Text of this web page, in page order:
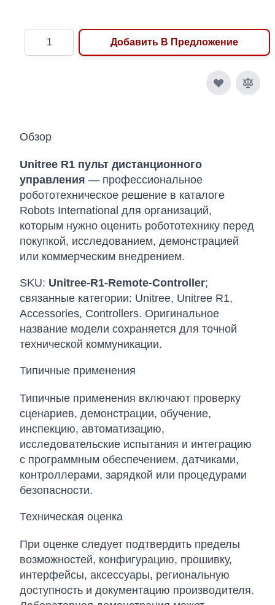
Добавить В Предложение
Обзор
Unitree R1 пульт дистанционного
управления — профессиональное
робототехническое решение в каталоге
Robots International для организаций,
которым нужно оценить робототехнику перед
покупкой, исследованием, демонстрацией
или коммерческим внедрением.
SKU: Unitree-R1-Remote-Controller;
связанные категории: Unitree, Unitree R1,
Accessories, Controllers. Оригинальное
название модели сохраняется для точной
технической коммуникации.
Типичные применения
Типичные применения включают проверку
сценариев, демонстрации, обучение,
инспекцию, автоматизацию,
исследовательские испытания и интеграцию
с программным обеспечением, датчиками,
контроллерами, зарядкой или процедурами
безопасности.
Техническая оценка
При оценке следует подтвердить пределы
возможностей, конфигурацию, прошивку,
интерфейсы, аксессуары, региональную
доступность и документацию производителя.